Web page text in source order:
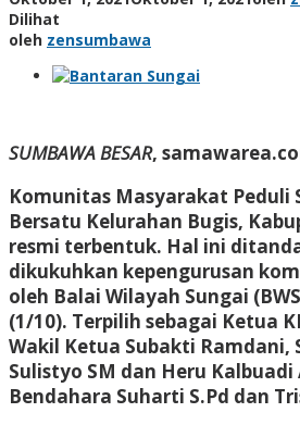
Dilihat
oleh zensumbawa
SUMBAWA BESAR,
Komunitas Masyarakat Peduli
Bersatu Kelurahan Bugis,
resmi terbentuk. Hal ini
dikukuhkan kepengurusan
oleh Balai Wilayah Sungai
(1/10). Terpilih sebagai Ketua
Wakil Ketua Subakti Ramdani,
Sulistyo SM dan Heru Kalbuadi
Bendahara Suharti S.Pd dan